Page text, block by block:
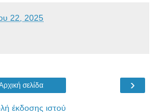
22, 2025
›
σελίδα
έκδοσης ιστού